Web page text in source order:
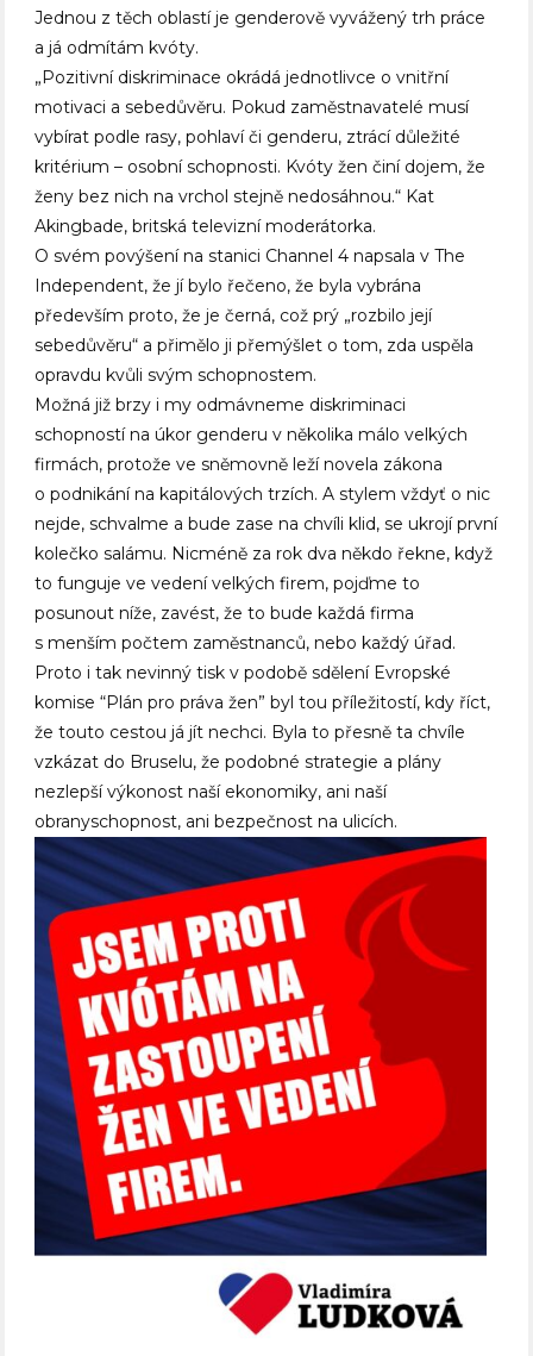
Jednou z těch oblastí je genderově vyvážený trh práce
a já odmítám kvóty.
„Pozitivní diskriminace okrádá jednotlivce o vnitřní
motivaci a sebedůvěru. Pokud zaměstnavatelé musí
vybírat podle rasy, pohlaví či genderu, ztrácí důležité
kritérium – osobní schopnosti. Kvóty žen činí dojem, že
ženy bez nich na vrchol stejně nedosáhnou.“ Kat
Akingbade, britská televizní moderátorka.
O svém povýšení na stanici Channel 4 napsala v The
Independent, že jí bylo řečeno, že byla vybrána
především proto, že je černá, což prý „rozbilo její
sebedůvěru“ a přimělo ji přemýšlet o tom, zda uspěla
opravdu kvůli svým schopnostem.
Možná již brzy i my odmávneme diskriminaci
schopností na úkor genderu v několika málo velkých
firmách, protože ve sněmovně leží novela zákona
o podnikání na kapitálových trzích. A stylem vždyť o nic
nejde, schvalme a bude zase na chvíli klid, se ukrojí první
kolečko salámu. Nicméně za rok dva někdo řekne, když
to funguje ve vedení velkých firem, pojďme to
posunout níže, zavést, že to bude každá firma
s menším počtem zaměstnanců, nebo každý úřad.
Proto i tak nevinný tisk v podobě sdělení Evropské
komise “Plán pro práva žen” byl tou příležitostí, kdy říct,
že touto cestou já jít nechci. Byla to přesně ta chvíle
vzkázat do Bruselu, že podobné strategie a plány
nezlepší výkonost naší ekonomiky, ani naší
obranyschopnost, ani bezpečnost na ulicích.